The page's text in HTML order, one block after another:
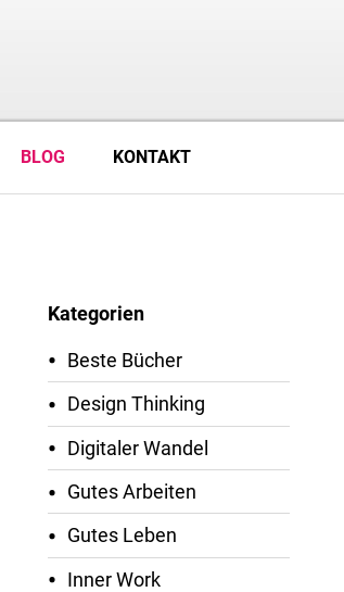
BLOG KONTAKT
Kategorien
Beste Bücher
Design Thinking
Digitaler Wandel
Gutes Arbeiten
Gutes Leben
Inner Work